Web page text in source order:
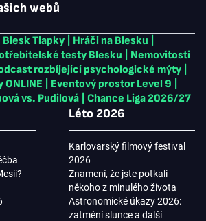
webů
Blesk Tlapky Hráči na Blesku
testy Blesku
Nemovitosti
rozbíjející psychologické mýty
Eventový prostor Level 9
vs. Pudilová
Chance Liga 2026/27
Léto 2026
Karlovarský filmový festival
2026
Znamení, že jste potkali
někoho z minulého života
Astronomické úkazy 2026:
zatmění slunce a další